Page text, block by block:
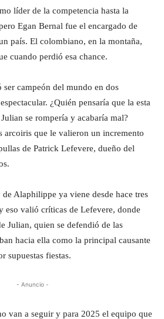
líder de la competencia hasta la
Egan Bernal fue el encargado de
país. El colombiano, en la montaña,
cuando perdió esa chance.
ser campeón del mundo en dos
¿Quién pensaría que la esta
se rompería y acabaría mal?
arcoiris que le valieron un incremento
de Patrick Lefevere, dueño del
Alaphilippe ya viene desde hace tres
eso valió críticas de Lefevere, donde
Julian, quien se defendió de las
hacia ella como la principal causante
supuestas fiestas.
- Anuncio -
van a seguir y para 2025 el equipo que